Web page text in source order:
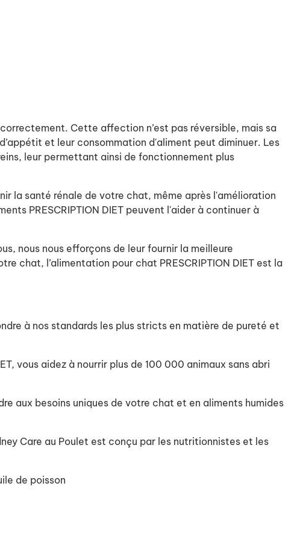
Cette affection n’est pas réversible, mais sa
et leur consommation d'aliment peut diminuer. Les
leur permettant ainsi de fonctionnement plus
la santé rénale de votre chat, même après l'amélioration
PRESCRIPTION DIET peuvent l'aider à continuer à
nous nous efforçons de leur fournir la meilleure
chat, l’alimentation pour chat PRESCRIPTION DIET est la
à nos standards les plus stricts en matière de pureté et
vous aidez à nourrir plus de 100 000 animaux sans abri
aux besoins uniques de votre chat et en aliments humides
Care au Poulet est conçu par les nutritionnistes et les
de poisson